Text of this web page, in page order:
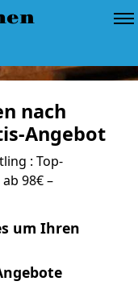
nach
Angebot
: Top-
98€ –
um Ihren